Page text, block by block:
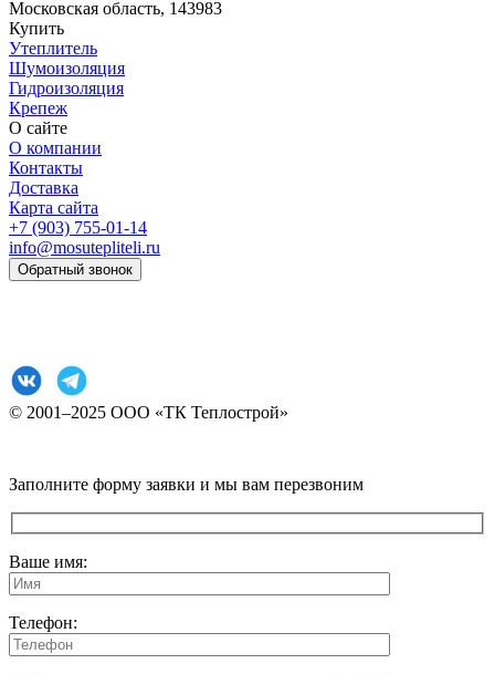
Московская область, 143983
Купить
Утеплитель
Шумоизоляция
Гидроизоляция
Крепеж
О сайте
О компании
Контакты
Доставка
Карта сайта
+7 (903) 755-01-14
info@mosutepliteli.ru
Обратный звонок
© 2001–2025 ООО «ТК Теплострой»
Прокрутка
Заполните форму заявки и мы вам перезвоним
Ваше имя:
Телефон: